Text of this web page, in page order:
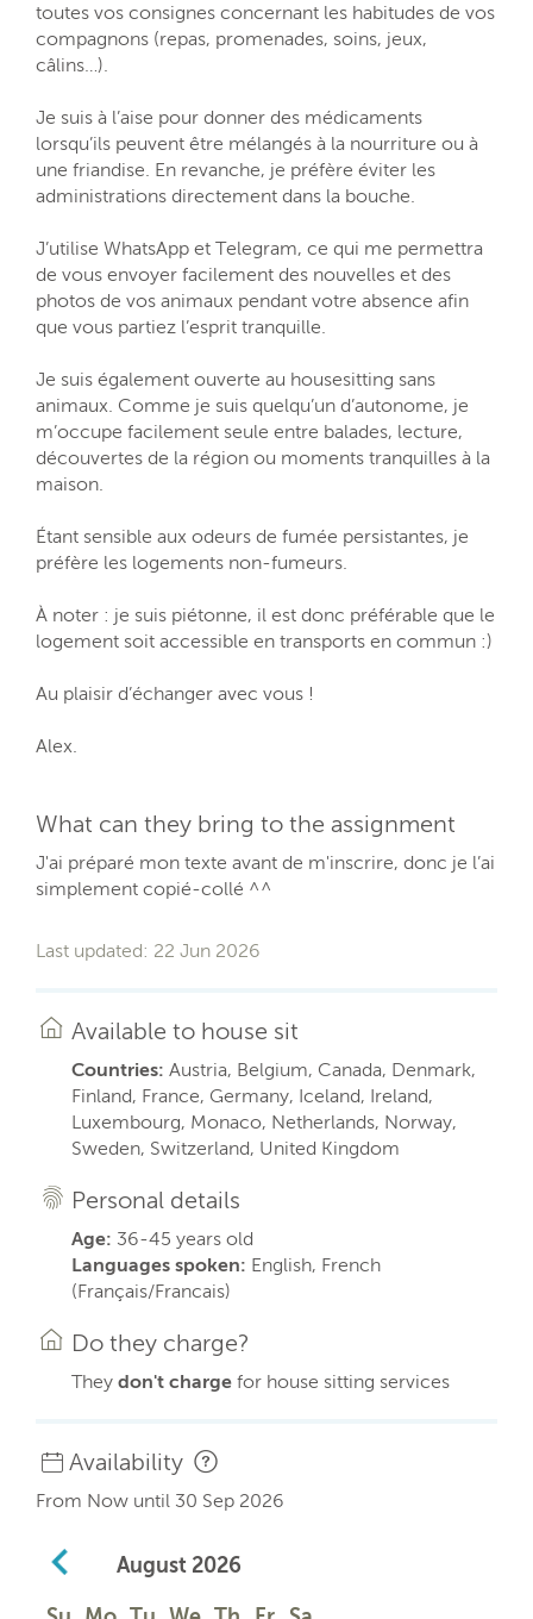
toutes vos consignes concernant les habitudes de vos
compagnons (repas, promenades, soins, jeux,
câlins…).
Je suis à l’aise pour donner des médicaments
lorsqu’ils peuvent être mélangés à la nourriture ou à
une friandise. En revanche, je préfère éviter les
administrations directement dans la bouche.
J’utilise WhatsApp et Telegram, ce qui me permettra
de vous envoyer facilement des nouvelles et des
photos de vos animaux pendant votre absence afin
que vous partiez l’esprit tranquille.
Je suis également ouverte au housesitting sans
animaux. Comme je suis quelqu’un d’autonome, je
m’occupe facilement seule entre balades, lecture,
découvertes de la région ou moments tranquilles à la
maison.
Étant sensible aux odeurs de fumée persistantes, je
préfère les logements non-fumeurs.
À noter : je suis piétonne, il est donc préférable que le
logement soit accessible en transports en commun :)
Au plaisir d’échanger avec vous !
Alex.
What can they bring to the assignment
J'ai préparé mon texte avant de m'inscrire, donc je l’ai
simplement copié-collé ^^
Last updated: 22 Jun 2026
Available to house sit
Countries: Austria, Belgium, Canada, Denmark,
Finland, France, Germany, Iceland, Ireland,
Luxembourg, Monaco, Netherlands, Norway,
Sweden, Switzerland, United Kingdom
Personal details
Age: 36-45 years old
Languages spoken: English, French
(Français/Francais)
Do they charge?
They don't charge for house sitting services
Availability
From Now until 30 Sep 2026
August 2026